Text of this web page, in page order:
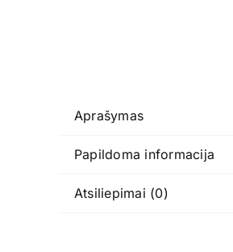
Aprašymas
Papildoma informacija
Atsiliepimai (0)